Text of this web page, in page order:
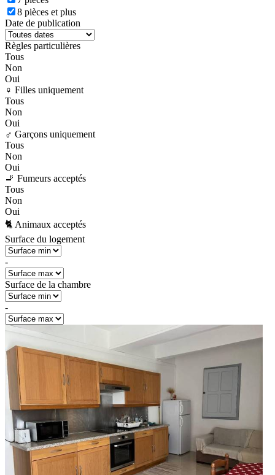
8 pièces et plus
Date de publication
Règles particulières
Tous
Non
Oui
♀️ Filles uniquement
Tous
Non
Oui
♂️ Garçons uniquement
Tous
Non
Oui
🚬 Fumeurs acceptés
Tous
Non
Oui
🐈 Animaux acceptés
Surface du logement
-
Surface de la chambre
-